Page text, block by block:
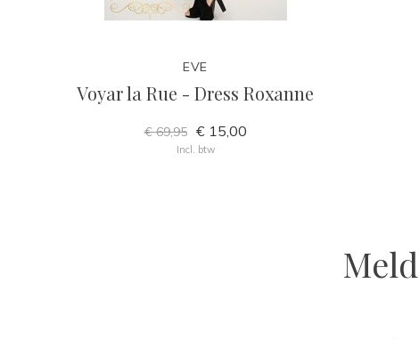
EVE
Voyar la Rue - Dress Roxanne
€ 69,95 € 15,00
Incl. btw